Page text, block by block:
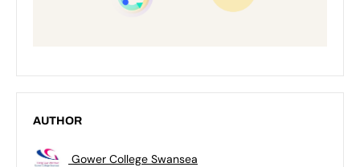
AUTHOR
Gower College Swansea